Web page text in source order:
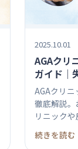
2025.10.01
AGAクリ
ガイド｜
つのポイ
AGAクリ
徹底解説
リニック
生...
続きを読む